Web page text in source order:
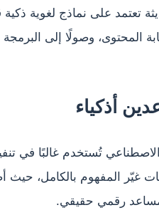
تعتمد على نماذج لغوية ذكية
المحتوى، وصولًا إلى البرمجة
أذكياء
تُستخدم غالبًا في
غيّر المفهوم بالكامل، حيث
مساعد رقمي حقيقي.